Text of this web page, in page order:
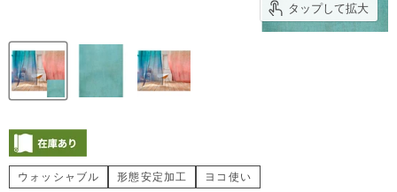
タップして拡大
ウォッシャブル 形態安定加工 ヨコ使い